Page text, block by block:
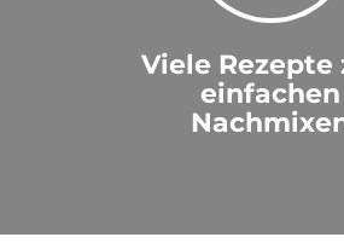
Viele Rezepte
einfachen